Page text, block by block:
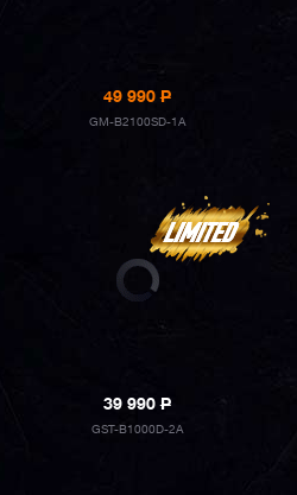
49 990P
GM-B2100SD-1A
39 990P
GST-B1000D-2A